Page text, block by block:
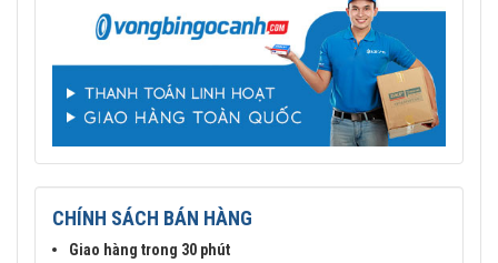
CHÍNH SÁCH BÁN HÀNG
Giao hàng trong 30 phút